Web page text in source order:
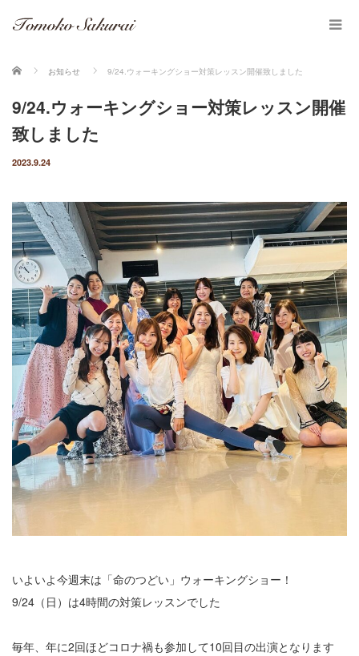
ホーム お知らせ 9/24.ウォーキングショー対策レッスン開催致しました
9/24.ウォーキングショー対策レッスン開催
致しました
2023.9.24
⁡いよいよ今週末は「命のつどい」ウォーキングショー！
9/24（日）は4時間の対策レッスンでした
毎年、年に2回ほどコロナ禍も参加して10回目の出演となります